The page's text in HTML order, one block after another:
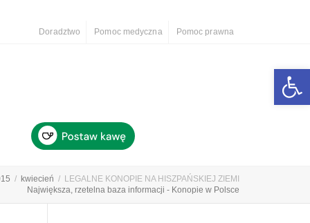
Doradztwo Pomoc medyczna Pomoc prawna
kwiecień
LEGALNE KONOPIE NA HISZPAŃSKIEJ ZIEMI
Największa, rzetelna baza informacji - Konopie w Polsce